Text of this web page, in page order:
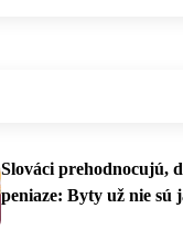
Slováci prehodnocujú,
peniaze: Byty už nie sú